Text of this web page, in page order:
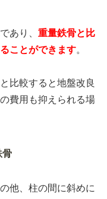
あり、 重量鉄骨と比
ことができます。
比較すると地盤改良
費用も抑えられる場
骨
他、柱の間に斜めに